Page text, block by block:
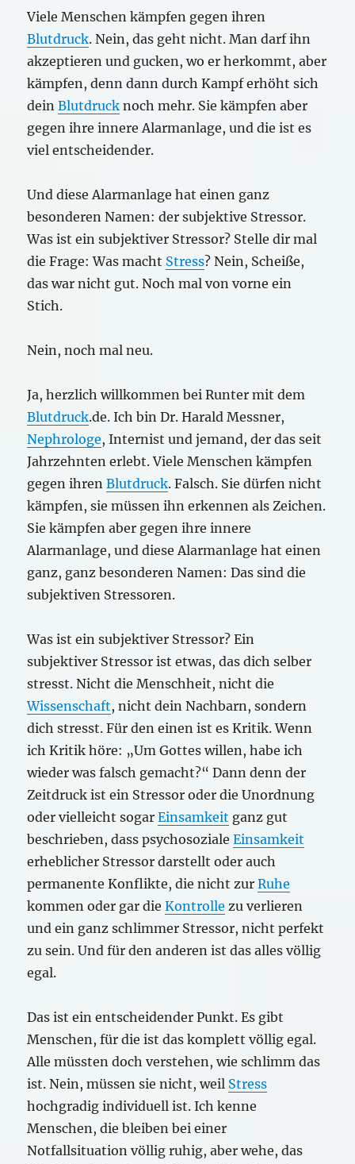
Viele Menschen kämpfen gegen ihren
Blutdruck. Nein, das geht nicht. Man darf ihn
akzeptieren und gucken, wo er herkommt, aber
kämpfen, denn dann durch Kampf erhöht sich
deinBlutdruck noch mehr. Sie kämpfen aber
gegen ihre innere Alarmanlage, und die ist es
viel entscheidender.
Und diese Alarmanlage hat einen ganz
besonderen Namen: der subjektive Stressor.
Was ist ein subjektiver Stressor? Stelle dir mal
die Frage: Was macht Stress? Nein, Scheiße,
das war nicht gut. Noch mal von vorne ein
Stich.
Nein, noch mal neu.
Ja, herzlich willkommen bei Runter mit dem
Blutdruck.de. Ich bin Dr. Harald Messner,
Nephrologe, Internist und jemand, der das seit
Jahrzehnten erlebt. Viele Menschen kämpfen
gegen ihrenBlutdruck. Falsch. Sie dürfen nicht
kämpfen, sie müssen ihn erkennen als Zeichen.
Sie kämpfen aber gegen ihre innere
Alarmanlage, und diese Alarmanlage hat einen
ganz, ganz besonderen Namen: Das sind die
subjektiven Stressoren.
Was ist ein subjektiver Stressor? Ein
subjektiver Stressor ist etwas, das dich selber
stresst. Nicht die Menschheit, nicht die
Wissenschaft, nicht dein Nachbarn, sondern
dich stresst. Für den einen ist es Kritik. Wenn
ich Kritik höre: „Um Gottes willen, habe ich
wieder was falsch gemacht?“ Dann denn der
Zeitdruck ist ein Stressor oder die Unordnung
oder vielleicht sogarEinsamkeit ganz gut
beschrieben, dass psychosozialeEinsamkeit
erheblicher Stressor darstellt oder auch
permanente Konflikte, die nicht zurRuhe
kommen oder gar dieKontrolle zu verlieren
und ein ganz schlimmer Stressor, nicht perfekt
zu sein. Und für den anderen ist das alles völlig
egal.
Das ist ein entscheidender Punkt. Es gibt
Menschen, für die ist das komplett völlig egal.
Alle müssten doch verstehen, wie schlimm das
ist. Nein, müssen sie nicht, weil Stress
hochgradig individuell ist. Ich kenne
Menschen, die bleiben bei einer
Notfallsituation völlig ruhig, aber wehe, das